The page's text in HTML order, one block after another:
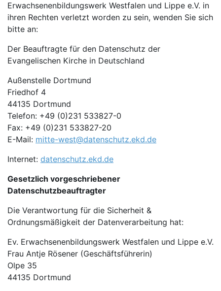
Erwachsenenbildungswerk Westfalen und Lippe e.V. in
ihren Rechten verletzt worden zu sein, wenden Sie sich
bitte an:
Der Beauftragte für den Datenschutz der
Evangelischen Kirche in Deutschland
Außenstelle Dortmund
Friedhof 4
44135 Dortmund
Telefon: +49 (0)231 533827-0
Fax: +49 (0)231 533827-20
E-Mail: mitte-west@datenschutz.ekd.de
Internet: datenschutz.ekd.de
Gesetzlich vorgeschriebener
Datenschutzbeauftragter
Die Verantwortung für die Sicherheit &
Ordnungsmäßigkeit der Datenverarbeitung hat:
Ev. Erwachsenenbildungswerk Westfalen und Lippe e.V.
Frau Antje Rösener (Geschäftsführerin)
Olpe 35
44135 Dortmund